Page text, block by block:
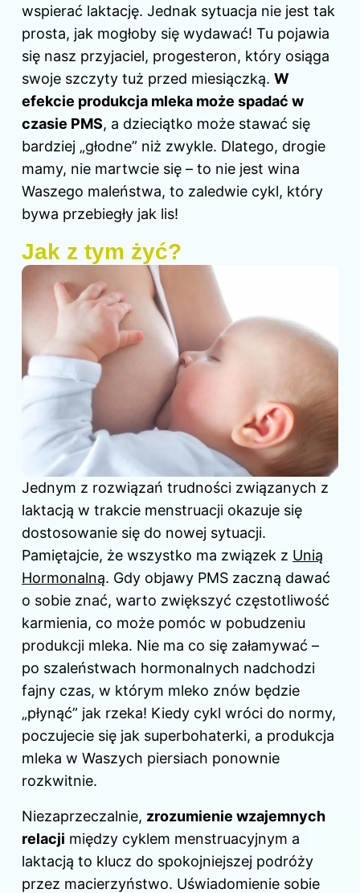
wspierać laktację. Jednak sytuacja nie jest tak
prosta, jak mogłoby się wydawać! Tu pojawia
się nasz przyjaciel, progesteron, który osiąga
swoje szczyty tuż przed miesiączką. W
efekcie produkcja mleka może spadać w
czasie PMS, a dzieciątko może stawać się
bardziej „głodne” niż zwykle. Dlatego, drogie
mamy, nie martwcie się – to nie jest wina
Waszego maleństwa, to zaledwie cykl, który
bywa przebiegły jak lis!
Jak z tym żyć?
Jednym z rozwiązań trudności związanych z
laktacją w trakcie menstruacji okazuje się
dostosowanie się do nowej sytuacji.
Pamiętajcie, że wszystko ma związek z Unią
Hormonalną. Gdy objawy PMS zaczną dawać
o sobie znać, warto zwiększyć częstotliwość
karmienia, co może pomóc w pobudzeniu
produkcji mleka. Nie ma co się załamywać –
po szaleństwach hormonalnych nadchodzi
fajny czas, w którym mleko znów będzie
„płynąć” jak rzeka! Kiedy cykl wróci do normy,
poczujecie się jak superbohaterki, a produkcja
mleka w Waszych piersiach ponownie
rozkwitnie.
Niezaprzeczalnie, zrozumienie wzajemnych
relacji między cyklem menstruacyjnym a
laktacją to klucz do spokojniejszej podróży
przez macierzyństwo. Uświadomienie sobie